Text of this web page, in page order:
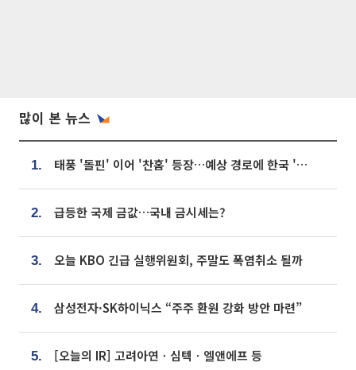
많이 본 뉴스
1. 태풍 '돌핀' 이어 '찬홈' 등장…예상 경로에 한국 '한숨'
2. 급등한 국제 금값…국내 금시세는?
3. 오늘 KBO 긴급 실행위원회, 주말도 폭염취소 될까
4. 삼성전자·SK하이닉스 “주주 환원 강화 방안 마련”
5. [오늘의 IR] 고려아연ㆍ심텍ㆍ엘앤에프 등